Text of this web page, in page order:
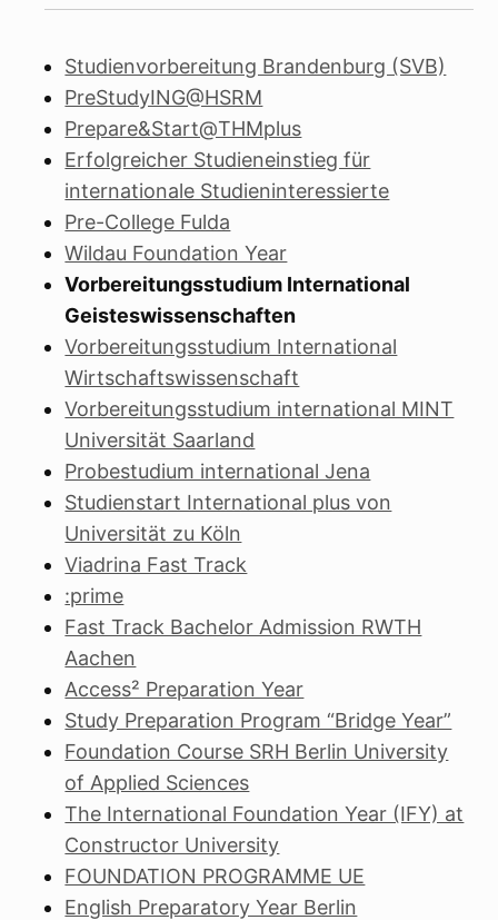
Studienvorbereitung Brandenburg (SVB)
PreStudyING@HSRM
Prepare&Start@THMplus
Erfolgreicher Studieneinstieg für
internationale Studieninteressierte
Pre-College Fulda
Wildau Foundation Year
Vorbereitungsstudium International
Geisteswissenschaften
Vorbereitungsstudium International
Wirtschaftswissenschaft
Vorbereitungsstudium international MINT
Universität Saarland
Probestudium international Jena
Studienstart International plus von
Universität zu Köln
Viadrina Fast Track
:prime
Fast Track Bachelor Admission RWTH
Aachen
Access² Preparation Year
Study Preparation Program “Bridge Year”
Foundation Course SRH Berlin University
of Applied Sciences
The International Foundation Year (IFY) at
Constructor University
FOUNDATION PROGRAMME UE
English Preparatory Year Berlin